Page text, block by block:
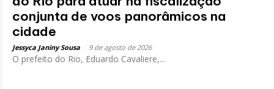
conjunta de voos panorâmicos na
cidade
Jessyca Janiny Sousa 9 de agosto de 2026
O prefeito do Rio, Eduardo Cavaliere,...